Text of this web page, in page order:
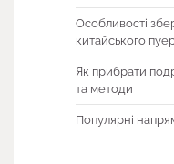
Особливості
китайського
Як прибрати
та методи
Популярні